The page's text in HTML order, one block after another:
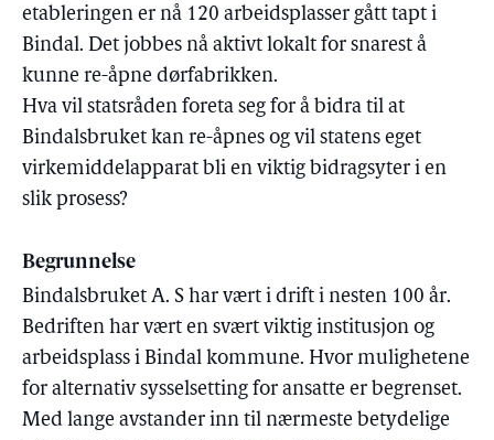
etableringen er nå 120 arbeidsplasser gått tapt i
Bindal. Det jobbes nå aktivt lokalt for snarest å
kunne re-åpne dørfabrikken.
Hva vil statsråden foreta seg for å bidra til at
Bindalsbruket kan re-åpnes og vil statens eget
virkemiddelapparat bli en viktig bidragsyter i en
slik prosess?
Begrunnelse
Bindalsbruket A. S har vært i drift i nesten 100 år.
Bedriften har vært en svært viktig institusjon og
arbeidsplass i Bindal kommune. Hvor mulighetene
for alternativ sysselsetting for ansatte er begrenset.
Med lange avstander inn til nærmeste betydelige